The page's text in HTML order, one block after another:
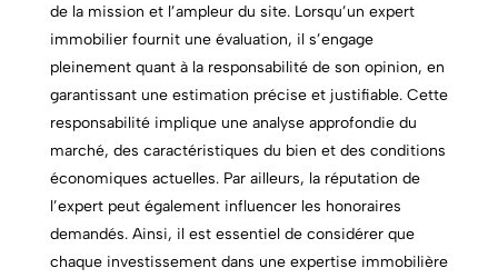
de la mission et l’ampleur du site. Lorsqu’un expert
immobilier fournit une évaluation, il s’engage
pleinement quant à la responsabilité de son opinion, en
garantissant une estimation précise et justifiable. Cette
responsabilité implique une analyse approfondie du
marché, des caractéristiques du bien et des conditions
économiques actuelles. Par ailleurs, la réputation de
l’expert peut également influencer les honoraires
demandés. Ainsi, il est essentiel de considérer que
chaque investissement dans une expertise immobilière